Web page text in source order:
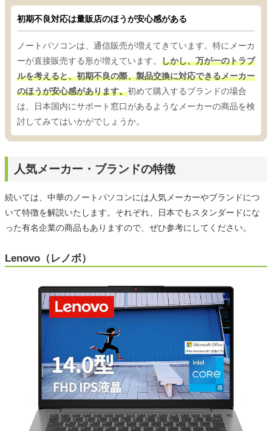
初期不良対応は量販店のほうが安心感がある
ノートパソコンは、通信販売が増えてきています。特にメーカ
ーが直接販売する形が増えています。 しかし、万が一のトラブ
ルを考えると、初期不良の際、製品交換に対応できるメーカー
のほうが安心感があります。初めて購入するブランドの場合
は、日本国内にサポート窓口があるようなメーカーの商品を検
討してみてはいかがでしょうか。
人気メーカー・ブランドの特徴
続いては、中華のノートパソコンには人気メーカーやブランドにつ
いて特徴を解説いたします。それぞれ、日本でもスタンダードにな
った有名企業の商品もありますので、ぜひ参考にしてください。
Lenovo（レノボ）